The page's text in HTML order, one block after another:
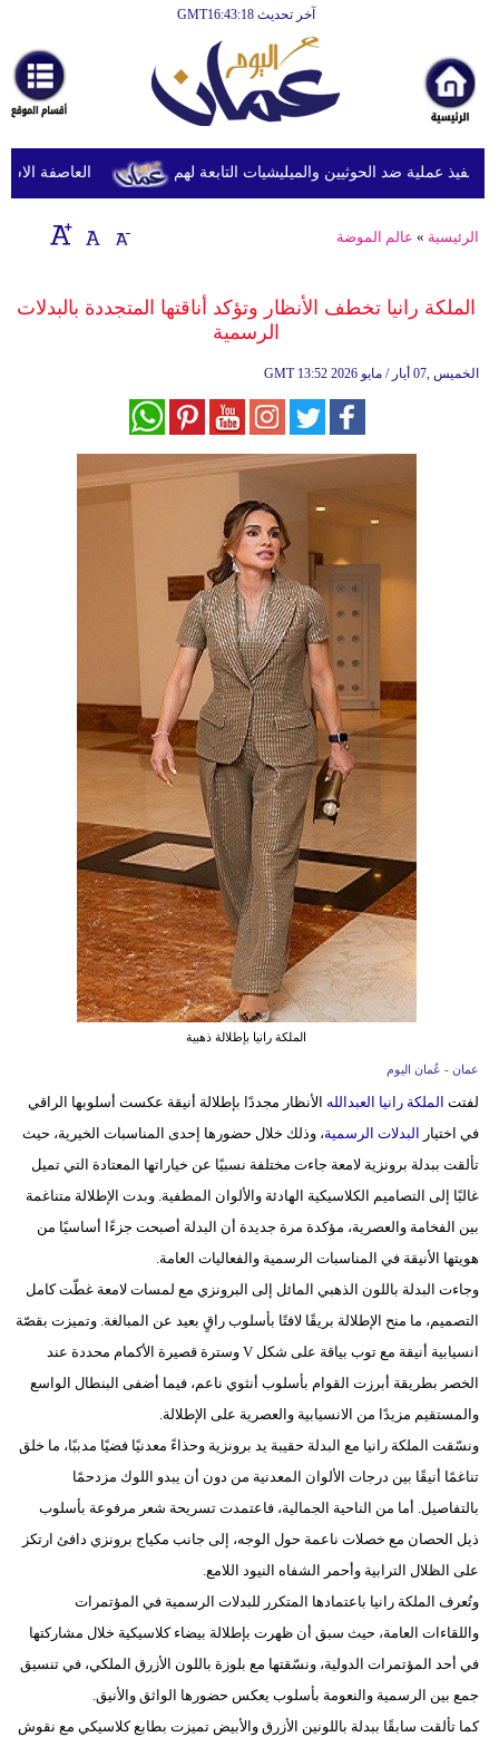
آخر تحديث GMT16:43:18
أخبارعاجلة
رياضة
ثقافة
إقتصاد
وموسيقى
وتكنولوجيا
مدوَّنات
العاصفة عملية ضد الحوثيين والميليشيات التابعة لهم
الرئيسية » عالم الموضة
الملكة رانيا تخطف الأنظار وتؤكد أناقتها المتجددة بالبدلات
الرسمية
GMT 13:52 2026 الخميس ,07 أيار / مايو
الملكة رانيا بإطلالة ذهبية
عمان - عُمان اليوم
لفتت الملكة رانيا العبدالله الأنظار مجددًا بإطلالة أنيقة عكست أسلوبها الراقي
في اختيار البدلات الرسمية، وذلك خلال حضورها إحدى المناسبات الخيرية، حيث
تألقت ببدلة برونزية لامعة جاءت مختلفة نسبيًا عن خياراتها المعتادة التي تميل
غالبًا إلى التصاميم الكلاسيكية الهادئة والألوان المطفية. وبدت الإطلالة متناغمة
بين الفخامة والعصرية، مؤكدة مرة جديدة أن البدلة أصبحت جزءًا أساسيًا من
هويتها الأنيقة في المناسبات الرسمية والفعاليات العامة.
وجاءت البدلة باللون الذهبي المائل إلى البرونزي مع لمسات لامعة غطّت كامل
التصميم، ما منح الإطلالة بريقًا لافتًا بأسلوب راقٍ بعيد عن المبالغة. وتميزت بقصّة
انسيابية أنيقة مع توب بياقة على شكل V وسترة قصيرة الأكمام محددة عند
الخصر بطريقة أبرزت القوام بأسلوب أنثوي ناعم، فيما أضفى البنطال الواسع
والمستقيم مزيدًا من الانسيابية والعصرية على الإطلالة.
ونسّقت الملكة رانيا مع البدلة حقيبة يد برونزية وحذاءً معدنيًا فضيًا مدببًا، ما خلق
تناغمًا أنيقًا بين درجات الألوان المعدنية من دون أن يبدو اللوك مزدحمًا
بالتفاصيل. أما من الناحية الجمالية، فاعتمدت تسريحة شعر مرفوعة بأسلوب
ذيل الحصان مع خصلات ناعمة حول الوجه، إلى جانب مكياج برونزي دافئ ارتكز
على الظلال الترابية وأحمر الشفاه النيود اللامع.
وتُعرف الملكة رانيا باعتمادها المتكرر للبدلات الرسمية في المؤتمرات
واللقاءات العامة، حيث سبق أن ظهرت بإطلالة بيضاء كلاسيكية خلال مشاركتها
في أحد المؤتمرات الدولية، ونسّقتها مع بلوزة باللون الأزرق الملكي، في تنسيق
جمع بين الرسمية والنعومة بأسلوب يعكس حضورها الواثق والأنيق.
كما تألقت سابقًا ببدلة باللونين الأزرق والأبيض تميزت بطابع كلاسيكي مع نقوش